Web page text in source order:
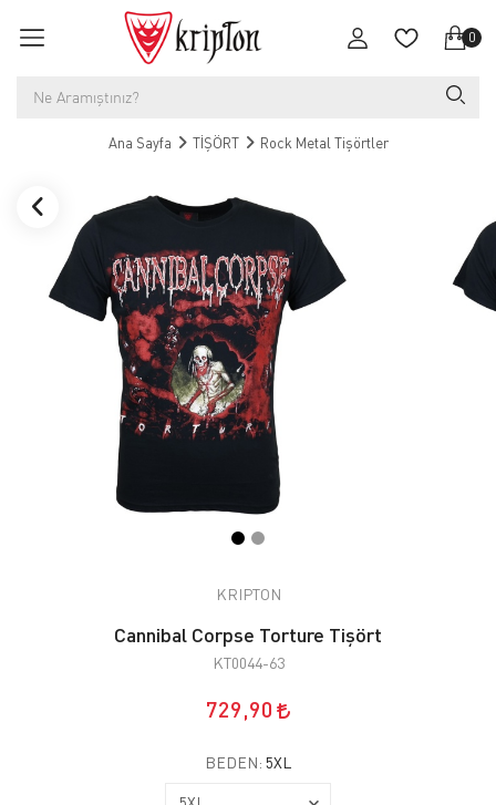
0
Ana Sayfa TİŞÖRT Rock Metal Tişörtler
KRIPTON
Cannibal Corpse Torture Tişört
KT0044-63
729,90
BEDEN: 5XL